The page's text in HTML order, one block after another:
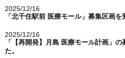
2025/12/16
「北千住駅前 医療モール」募集区画を
2025/12/16
「【再開発】月島 医療モール計画」
た。